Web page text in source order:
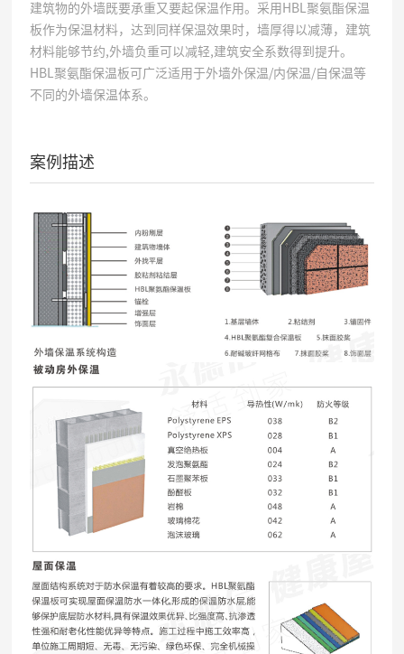
建筑物的外墙既要承重又要起保温作用。采用HBL聚氨酯保温
板作为保温材料，达到同样保温效果时，墙厚得以减薄，建筑
材料能够节约,外墙负重可以减轻,建筑安全系数得到提升。
HBL聚氨酯保温板可广泛适用于外墙外保温/内保温/自保温等
不同的外墙保温体系。
案例描述